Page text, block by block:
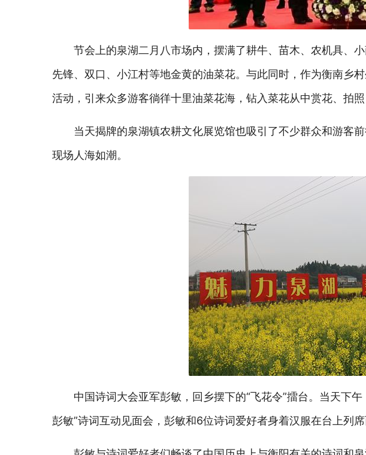
节会上的泉湖二月八市场内，摆满了耕牛、苗木、农机具、
先锋、双口、小江村等地金黄的油菜花。与此同时，作为衡南乡
活动，引来众多游客徜徉十里油菜花海，钻入菜花从中赏花、拍
当天揭牌的泉湖镇农耕文化展览馆也吸引了不少群众和游客
现场人海如潮。
中国诗词大会亚军彭敏，回乡摆下的“飞花令”擂台。当天下
彭敏”诗词互动见面会，彭敏和6位诗词爱好者身着汉服在台上列